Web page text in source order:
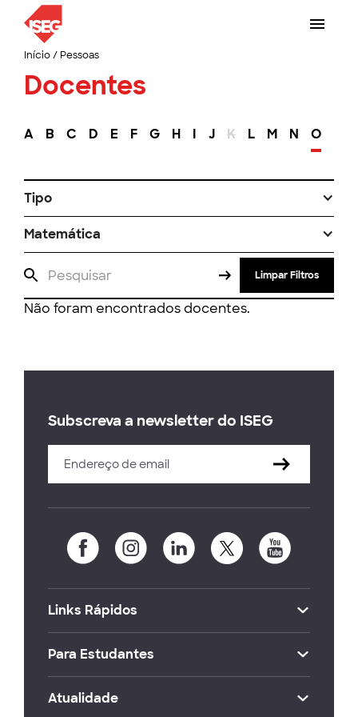
Início/ Pessoas
Docentes
A B C D E F G H I J K L M N O
Tipo
Matemática
Limpar Filtros
Não foram encontrados docentes.
Subscreva a newsletter do ISEG
Links Rápidos
Para Estudantes
Atualidade